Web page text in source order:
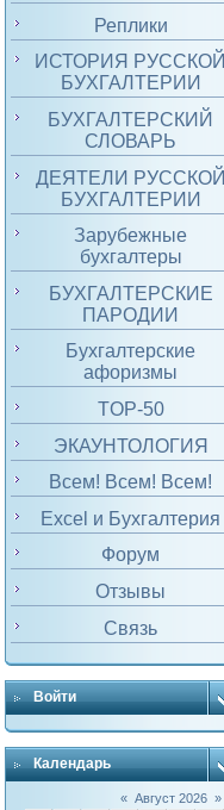
Реплики
ИСТОРИЯ РУССКОЙ
БУХГАЛТЕРИИ
БУХГАЛТЕРСКИЙ
СЛОВАРЬ
ДЕЯТЕЛИ РУССКОЙ
БУХГАЛТЕРИИ
Зарубежные
бухгалтеры
БУХГАЛТЕРСКИЕ
ПАРОДИИ
Бухгалтерские
афоризмы
TOP-50
ЭКАУНТОЛОГИЯ
Всем! Всем! Всем!
Excel и Бухгалтерия
Форум
Отзывы
Связь
Войти
Календарь
« Август 2026 »